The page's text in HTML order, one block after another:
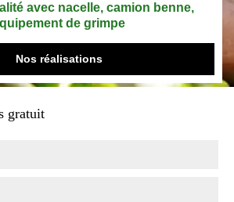
avec nacelle, camion benne,
de grimpe
Nos réalisations
gratuit